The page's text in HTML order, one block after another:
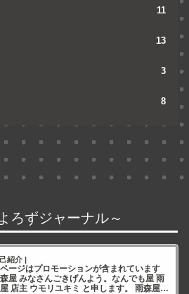
11
13
3
8
ろずジャーナル～
紹介 |
ージはプロモーションが含まれています
屋 みなさんごきげんよう。なんでも屋 雨
店主 ウモリユキミ と申します。 雨森屋店